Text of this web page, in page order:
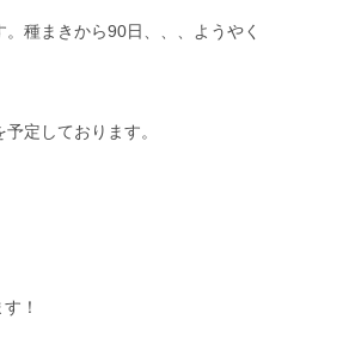
種まきから90日、、、ようやく
定しております。
！